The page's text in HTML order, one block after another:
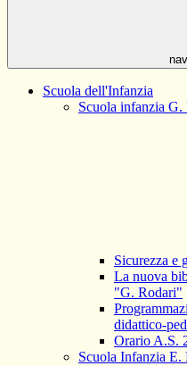
Scuola dell'Infanzia
Scuola infanzia G.
Sicurezza e
La nuova
"G. Rodari"
didattico-
Orario A.S.
Scuola Infanzia E.